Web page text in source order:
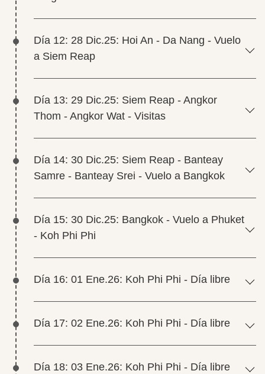
Día 12: 28 Dic.25: Hoi An - Da Nang - Vuelo
a Siem Reap
Día 13: 29 Dic.25: Siem Reap - Angkor
Thom - Angkor Wat - Visitas
Día 14: 30 Dic.25: Siem Reap - Banteay
Samre - Banteay Srei - Vuelo a Bangkok
Día 15: 30 Dic.25: Bangkok - Vuelo a Phuket
- Koh Phi Phi
Día 16: 01 Ene.26: Koh Phi Phi - Día libre
Día 17: 02 Ene.26: Koh Phi Phi - Día libre
Día 18: 03 Ene.26: Koh Phi Phi - Día libre